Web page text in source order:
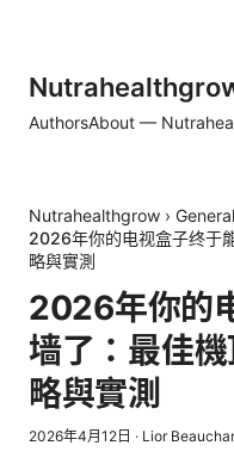
AuthorsAbout —
Nutrahealthgrow › General
2026年你的电视盒子终于
略與實測
2026年你的
墙了：最佳
略與實測
2026年4月12日 · Lior